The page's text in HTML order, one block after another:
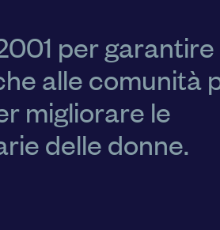
per garantire
alle comunità
migliorare le
delle donne.